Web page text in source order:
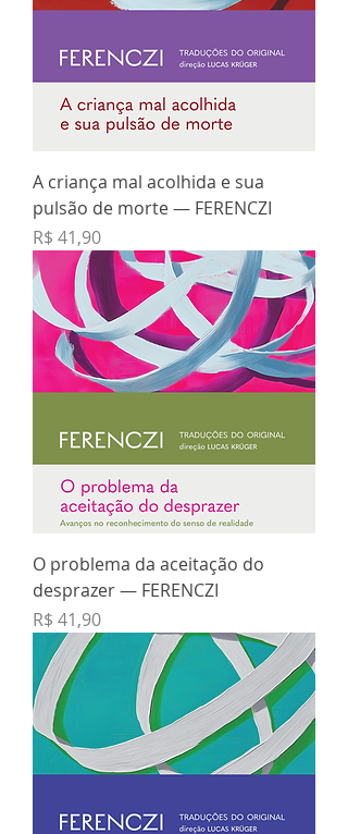
A criança mal acolhida e sua
pulsão de morte — FERENCZI
Preço
R$ 41,90
O problema da aceitação do
desprazer — FERENCZI
Preço
R$ 41,90